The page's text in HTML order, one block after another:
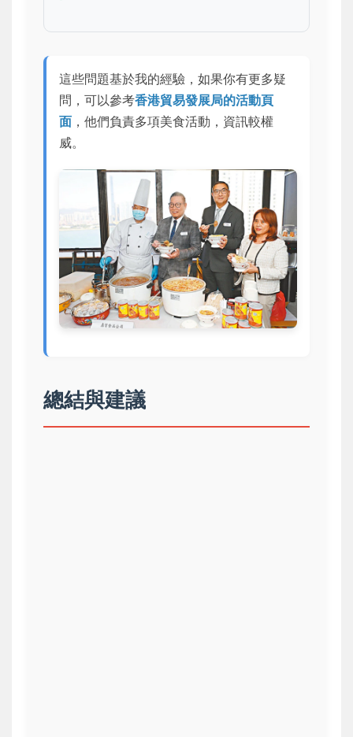
這些問題基於我的經驗，如果你有更多疑
問，可以參考香港貿易發展局的活動頁
面 ，他們負責多項美食活動，資訊較權
威。
總結與建議